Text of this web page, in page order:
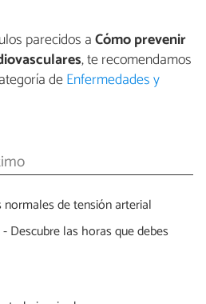
parecidos aCómo prevenir
, te recomendamos
deEnfermedades y
de tensión arterial
Descubre las horas que debes